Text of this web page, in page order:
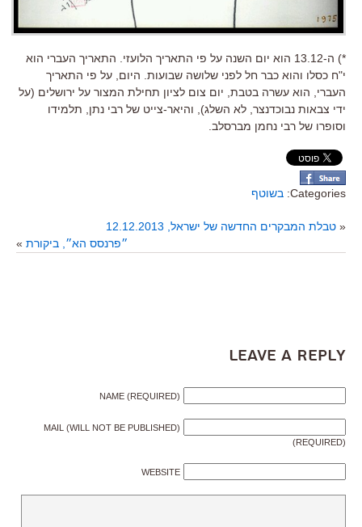
*) ה-13.12 הוא יום השנה על פי התאריך הלועזי. התאריך העברי הוא
י"ח כסלו והוא כבר חל לפני שלושה שבועות. היום, על פי התאריך
העברי, הוא עשרה בטבת, יום צום לציון תחילת המצור על ירושלים (על
ידי צבאות נבוכדנצר, לא השלג), והיאר-צייט של רבי נתן, תלמידו
וסופרו של רבי נחמן מברסלב.
Categories: בשוטף
« טבלת המבקרים החדשה של ישראל, 12.12.2013
״פרנסס הא״, ביקורת »
Leave a Reply
NAME (REQUIRED)
MAIL (WILL NOT BE PUBLISHED)
(REQUIRED)
WEBSITE